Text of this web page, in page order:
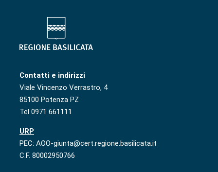
Contatti e indirizzi
Viale Vincenzo Verrastro, 4
85100 Potenza PZ
Tel 0971 661111
URP
PEC: AOO-giunta@cert.regione.basilicata.it
C.F. 80002950766